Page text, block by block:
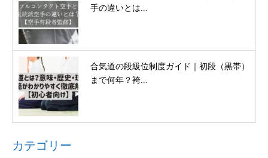
手の違いとは...
合気道の段級位制度ガイド｜初段（黒帯）
まで何年？袴...
カテゴリー